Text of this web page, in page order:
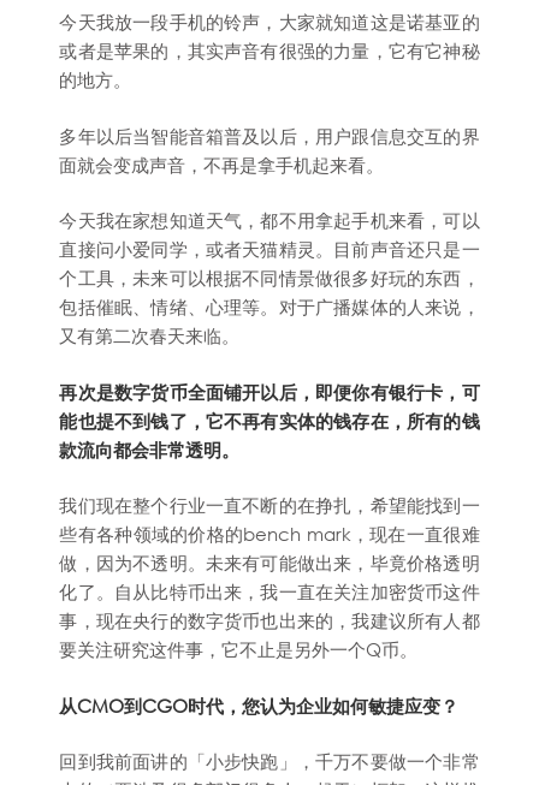
今天我放一段手机的铃声，大家就知道这是诺基亚的
或者是苹果的，其实声音有很强的力量，它有它神秘
的地方。
多年以后当智能音箱普及以后，用户跟信息交互的界
面就会变成声音，不再是拿手机起来看。
今天我在家想知道天气，都不用拿起手机来看，可以
直接问小爱同学，或者天猫精灵。目前声音还只是一
个工具，未来可以根据不同情景做很多好玩的东西，
包括催眠、情绪、心理等。对于广播媒体的人来说，
又有第二次春天来临。
再次是数字货币全面铺开以后，即便你有银行卡，可
能也提不到钱了，它不再有实体的钱存在，所有的钱
款流向都会非常透明。
我们现在整个行业一直不断的在挣扎，希望能找到一
些有各种领域的价格的bench mark，现在一直很难
做，因为不透明。未来有可能做出来，毕竟价格透明
化了。自从比特币出来，我一直在关注加密货币这件
事，现在央行的数字货币也出来的，我建议所有人都
要关注研究这件事，它不止是另外一个Q币。
从CMO到CGO时代，您认为企业如何敏捷应变？
回到我前面讲的「小步快跑」，千万不要做一个非常